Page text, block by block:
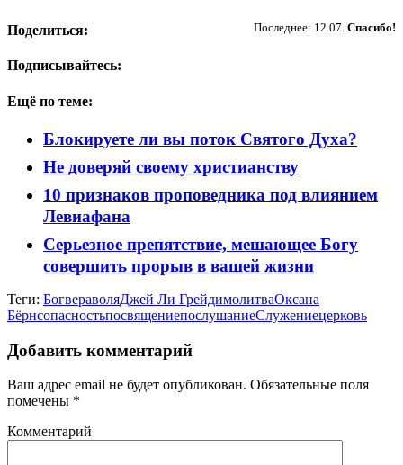
Последнее: 12.07. Спасибо!
Поделиться:
Подписывайтесь:
Ещё по теме:
Блокируете ли вы поток Святого Духа?
Не доверяй своему христианству
10 признаков проповедника под влиянием
Левиафана
Серьезное препятствие, мешающее Богу
совершить прорыв в вашей жизни
Теги: БогвераволяДжей Ли ГрейдимолитваОксана
БёрнсопасностьпосвящениепослушаниеСлужениецерковь
Добавить комментарий
Ваш адрес email не будет опубликован. Обязательные поля
помечены *
Комментарий